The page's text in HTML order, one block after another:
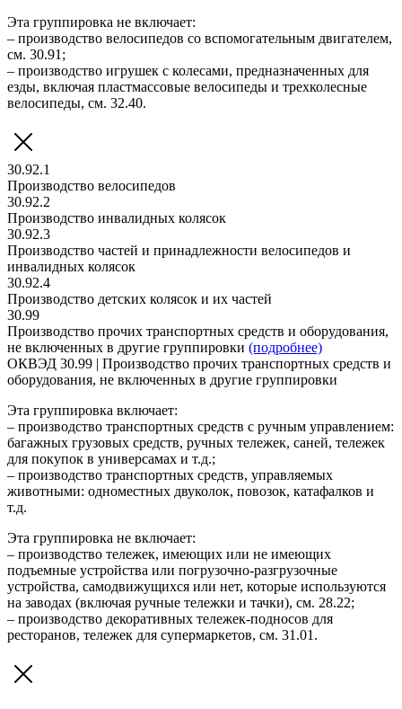
Эта группировка не включает:
– производство велосипедов со вспомогательным двигателем,
см. 30.91;
– производство игрушек с колесами, предназначенных для
езды, включая пластмассовые велосипеды и трехколесные
велосипеды, см. 32.40.
30.92.1
Производство велосипедов
30.92.2
Производство инвалидных колясок
30.92.3
Производство частей и принадлежности велосипедов и
инвалидных колясок
30.92.4
Производство детских колясок и их частей
30.99
Производство прочих транспортных средств и оборудования,
не включенных в другие группировки (подробнее)
ОКВЭД 30.99 | Производство прочих транспортных средств и
оборудования, не включенных в другие группировки
Эта группировка включает:
– производство транспортных средств с ручным управлением:
багажных грузовых средств, ручных тележек, саней, тележек
для покупок в универсамах и т.д.;
– производство транспортных средств, управляемых
животными: одноместных двуколок, повозок, катафалков и
т.д.
Эта группировка не включает:
– производство тележек, имеющих или не имеющих
подъемные устройства или погрузочно-разгрузочные
устройства, самодвижущихся или нет, которые используются
на заводах (включая ручные тележки и тачки), см. 28.22;
– производство декоративных тележек-подносов для
ресторанов, тележек для супермаркетов, см. 31.01.